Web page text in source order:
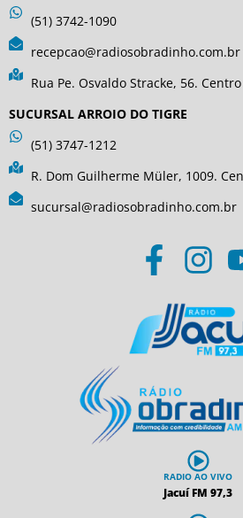
(51) 3742-1090
recepcao@radiosobradinho.com.br
Rua Pe. Osvaldo Stracke, 56.
SUCURSAL ARROIO DO TIGRE
(51) 3747-1212
R. Dom Guilherme Müler, 1009.
sucursal@radiosobradinho.com.br
RADIO AO VIVO
Jacuí FM 97,3